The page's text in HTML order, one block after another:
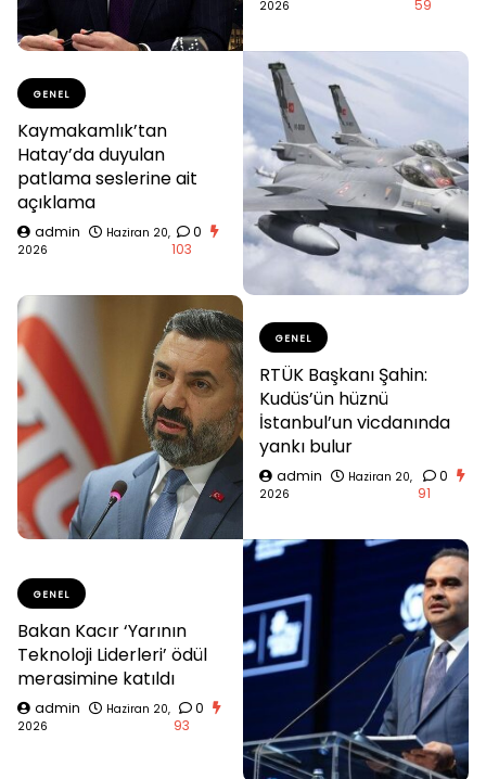
2026
59
GENEL
Kaymakamlık’tan
Hatay’da duyulan
patlama seslerine ait
açıklama
admin
Haziran 20,
2026
0
103
GENEL
RTÜK Başkanı Şahin:
Kudüs’ün hüznü
İstanbul’un vicdanında
yankı bulur
admin
Haziran 20,
2026
0
91
GENEL
Bakan Kacır ‘Yarının
Teknoloji Liderleri’ ödül
merasimine katıldı
admin
Haziran 20,
2026
0
93